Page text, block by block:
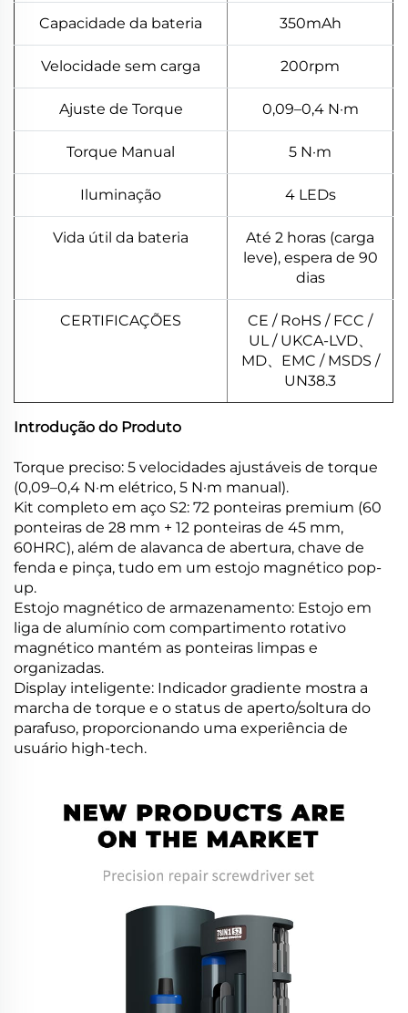
Capacidade da bateria 350mAh
Velocidade sem carga 200rpm
Ajuste de Torque 0,09–0,4 N·m
Torque Manual 5 N·m
Iluminação 4 LEDs
Vida útil da bateria
Até 2 horas (carga
leve), espera de 90
dias
CERTIFICAÇÕES
CE / RoHS / FCC /
UL / UKCA-LVD、
MD、EMC / MSDS /
UN38.3
Introdução do Produto
Torque preciso: 5 velocidades ajustáveis de torque
(0,09–0,4 N·m elétrico, 5 N·m manual).
Kit completo em aço S2: 72 ponteiras premium (60
ponteiras de 28 mm + 12 ponteiras de 45 mm,
60HRC), além de alavanca de abertura, chave de
fenda e pinça, tudo em um estojo magnético pop-
up.
Estojo magnético de armazenamento: Estojo em
liga de alumínio com compartimento rotativo
magnético mantém as ponteiras limpas e
organizadas.
Display inteligente: Indicador gradiente mostra a
marcha de torque e o status de aperto/soltura do
parafuso, proporcionando uma experiência de
usuário high-tech.